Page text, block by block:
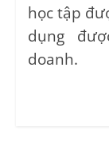
học tập
dụng
doanh.